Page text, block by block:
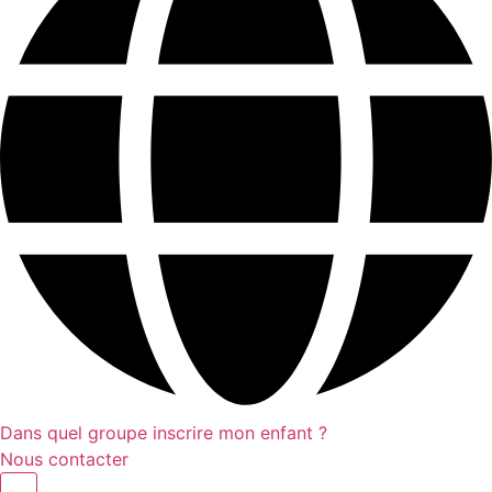
Dans quel groupe inscrire mon enfant ?
Nous contacter